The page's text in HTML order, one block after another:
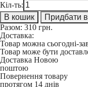
Кіл-ть:
В кошик
Придбати в
Разом: 310 грн.
Доставка:
Товар можна сьогодні-
Товар може бути
Доставка Новою
поштою
Повернення товару
протягом 14 днів